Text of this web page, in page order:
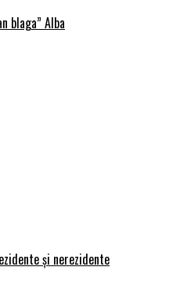
blaga” Alba
și nerezidente